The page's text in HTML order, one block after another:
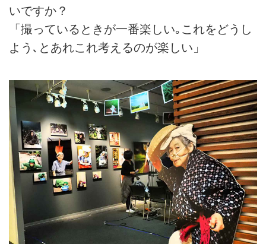
いですか？
「撮っているときが一番楽しい｡これをどうし
よう､とあれこれ考えるのが楽しい」